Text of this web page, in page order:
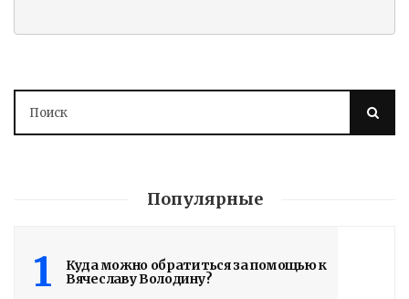
Популярные
1
Куда можно обратиться за помощью к
Вячеславу Володину?
РАБОТЫ БУДУТ
5 дней назад